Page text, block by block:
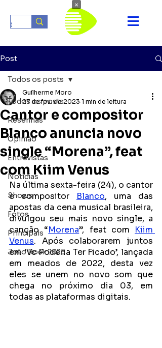
Post
Todos os posts
Resenhas
Opinião
Entrevistas
Notícias
Shows
Fotos
Principais
João Rock 2025
Todos os posts
Cantor e compositor
Blanco anuncia novo
single “Morena”, feat
com Kiim Venus
Guilherme Moro
27 de fev. de 2023 1 min de leitura
Na última sexta-feira (24), o cantor
e compositor Blanco, uma das
apostas da cena musical brasileira,
divulgou seu mais novo single, a
canção “Morena”, feat com Kiim
Venus. Após colaborarem juntos
em ‘Vc Poderia Ter Ficado’, lançada
em meados de 2022, desta vez
eles se unem no novo som que
chega no próximo dia 03, em
todas as plataformas digitais.
×